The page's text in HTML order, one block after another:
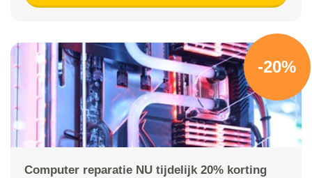
-20%
Computer reparatie NU tijdelijk 20% korting